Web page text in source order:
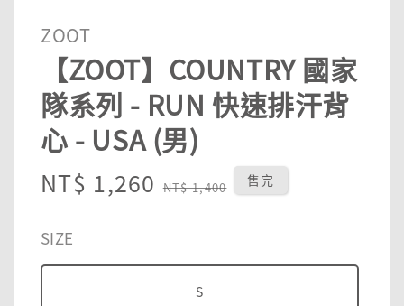
ZOOT
【ZOOT】COUNTRY 國家
隊系列 - RUN 快速排汗背
心 - USA (男)
Sale
NT$ 1,260 Regular
NT$ 1,400 售完
SIZE
S